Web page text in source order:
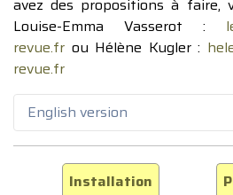
avez des propositions à faire,
Louise-Emma Vasserot :
revue.fr ou Hélène Kugler :
revue.fr
English version
Installation